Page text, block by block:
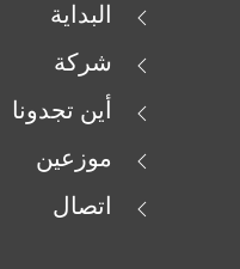
البداية
شركة
أين تجدونا
موزعين
اتصال